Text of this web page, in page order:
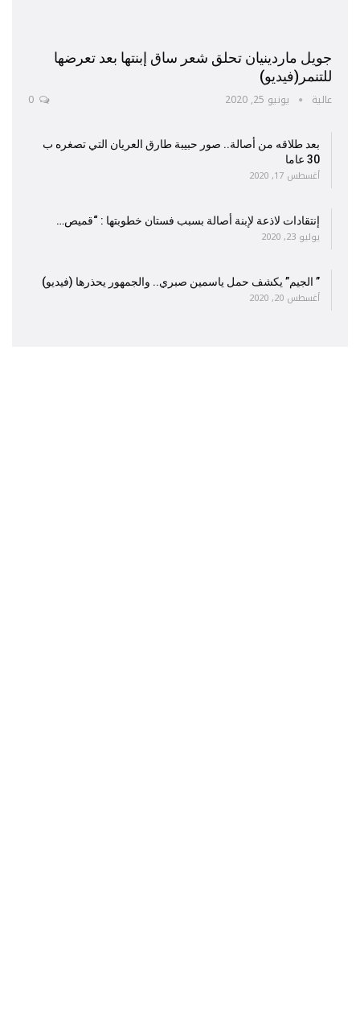
جويل ماردينيان تحلق شعر ساق إبنتها بعد تعرضها
للتنمر(فيديو)
عالية يونيو 25, 2020
بعد طلاقه من أصالة.. صور حبيبة طارق العريان التي تصغره ب
30 عاما
أغسطس 17, 2020
إنتقادات لاذعة لإبنة أصالة بسبب فستان خطوبتها : “قميص…
يوليو 23, 2020
” الجيم” يكشف حمل ياسمين صبري.. والجمهور يحذرها (فيديو)
أغسطس 20, 2020